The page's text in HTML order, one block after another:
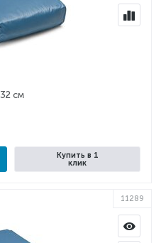
см
Купить в 1
клик
11289